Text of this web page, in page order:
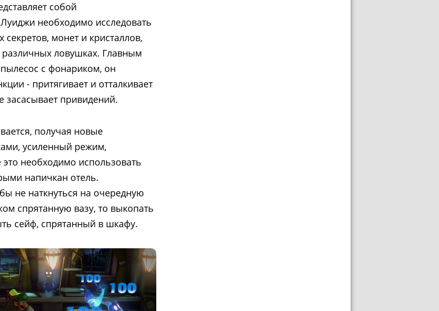
собой
необходимо исследовать
монет и кристаллов,
ловушках. Главным
с фонариком, он
- притягивает и отталкивает
засасывает привидений.
получая новые
усиленный режим,
необходимо использовать
напичкан отель.
не наткнуться на очередную
спрятанную вазу, то выкопать
сейф, спрятанный в шкафу.